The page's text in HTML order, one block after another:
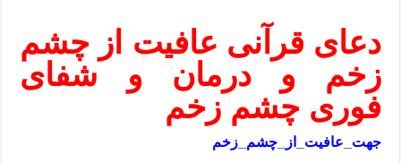
دعای قرآنی عافیت از چشم
زخم و درمان و شفای
فوری چشم زخم
جهت_عافیت_از_چشم_زخم